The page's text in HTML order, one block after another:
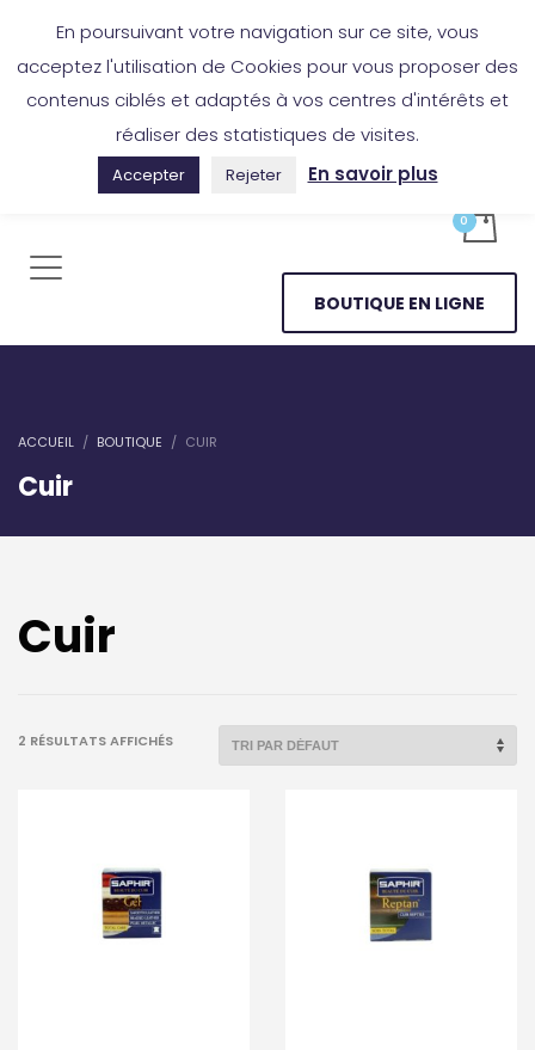
BOUTIQUE EN LIGNE
ACCUEIL BOUTIQUE CUIR
Cuir
Cuir
2 RÉSULTATS AFFICHÉS
En poursuivant votre navigation sur ce site, vous
acceptez l'utilisation de Cookies pour vous proposer des
contenus ciblés et adaptés à vos centres d'intérêts et
réaliser des statistiques de visites.
Accepter Rejeter En savoir plus